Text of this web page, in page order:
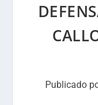
Publicado